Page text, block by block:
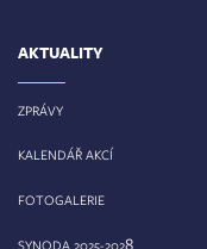
AKTUALITY
ZPRÁVY
KALENDÁŘ AKCÍ
FOTOGALERIE
SYNODA 2025-2028